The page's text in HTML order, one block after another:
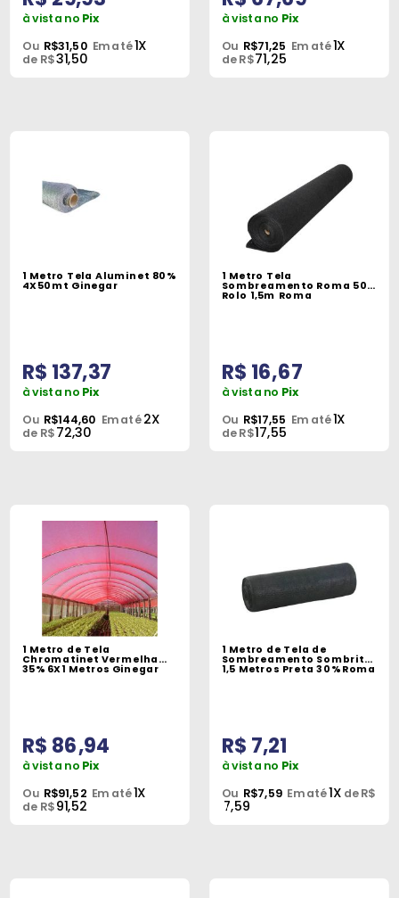
à vista no Pix
Ou R$31,50 Em até1X
de R$31,50
à vista no Pix
Ou R$71,25 Em até1X
de R$71,25
1 Metro Tela Aluminet 80%
4X50mt Ginegar
R$ 137,37
à vista no Pix
Ou R$144,60 Em até2X
de R$72,30
1 Metro Tela
Sombreamento Roma 50%
Rolo 1,5m Roma
R$ 16,67
à vista no Pix
Ou R$17,55 Em até1X
de R$17,55
1 Metro de Tela
Chromatinet Vermelha
35% 6X1 Metros Ginegar
R$ 86,94
à vista no Pix
Ou R$91,52 Em até1X
de R$91,52
1 Metro de Tela de
Sombreamento Sombrite
1,5 Metros Preta 30% Roma
R$ 7,21
à vista no Pix
Ou R$7,59 Em até1X de R$
7,59